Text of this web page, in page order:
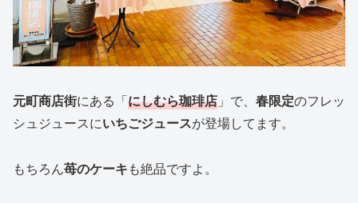
元町商店街にある「にしむら珈琲店 」で、 春限定のフレッ
シュジュースにいちごジュースが登場してます。
もちろん苺のケーキも絶品ですよ。